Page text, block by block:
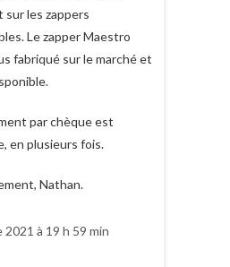
sur les zappers
Le zapper Maestro
fabriqué sur le marché et
par chèque est
en plusieurs fois.
Nathan.
à 19 h 59 min